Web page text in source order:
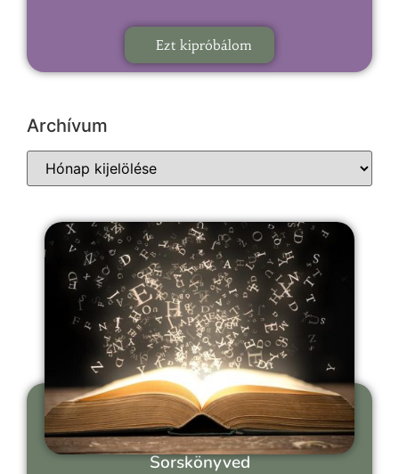
Ezt kipróbálom
Archívum
Sorskönyved